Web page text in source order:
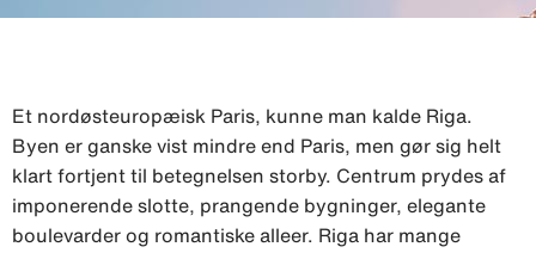
Et nordøsteuropæisk Paris, kunne man kalde Riga.
Byen er ganske vist mindre end Paris, men gør sig helt
klart fortjent til betegnelsen storby. Centrum prydes af
imponerende slotte, prangende bygninger, elegante
boulevarder og romantiske alleer. Riga har mange